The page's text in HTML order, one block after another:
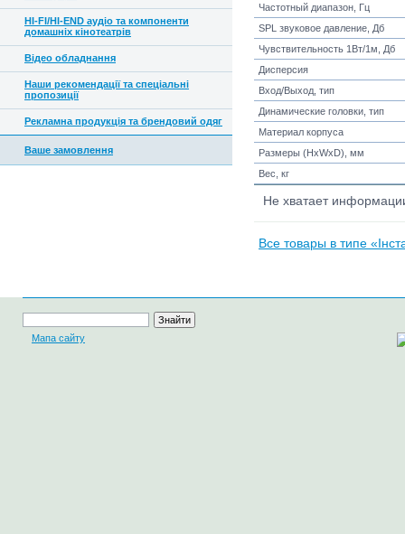
HI-FI/HI-END аудіо та компоненти
домашніх кінотеатрів
Відео обладнання
Наши рекомендації та спеціальні
пропозиції
Рекламна продукція та брендовий одяг
Ваше замовлення
Частотный диапазон, Гц
SPL звуковое давление, Дб
Чувствительность 1Вт/1м, Дб
Дисперсия
Вход/Выход, тип
Динамические головки, тип
Материал корпуса
Размеры (HxWxD), мм
Вес, кг
Не хватает
Все товары в типе
Мапа сайту